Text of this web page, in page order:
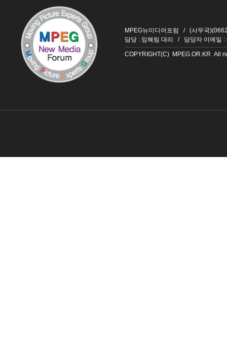
MPEG뉴미디어포럼 / (사무국
담당 : 임혜림 대리 / 담당자 이메일 :
COPYRIGHT(C) MPEG.OR.KR All